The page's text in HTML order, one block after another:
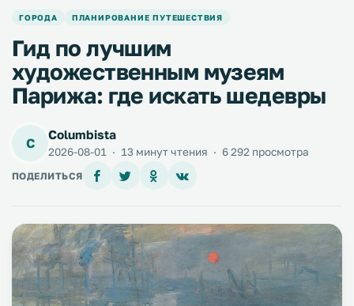
ГОРОДА ПЛАНИРОВАНИЕ ПУТЕШЕСТВИЯ
Гид по лучшим
художественным музеям
Парижа: где искать шедевры
C
Columbista
2026-08-01 · 13 минут чтения · 6 292 просмотра
ПОДЕЛИТЬСЯ